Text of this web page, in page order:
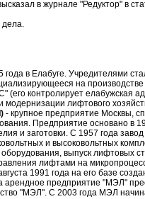
в журнале "Редуктор" в
дела.
года в Елабуге. Учредителями
на
контролирует елабужская
модернизации лифтового
- крупное предприятие Москвы,
Предприятие основано в
и заготовки. С 1957 года
и высоковольтных
выпуск
лифтами на
1991 года на его базе
предприятие "МЭЛ"
"МЭЛ". C 2003 года МЭЛ